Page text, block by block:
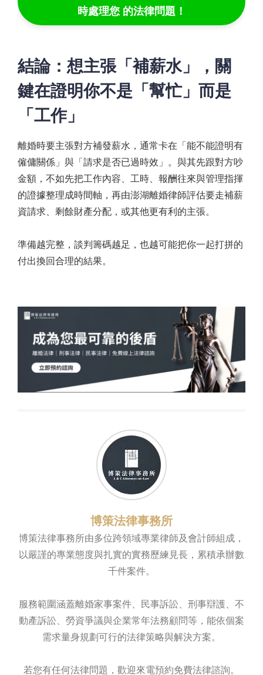
時處理您 的法律問題！
結論：想主張「補薪水」，關
鍵在證明你不是「幫忙」而是
「工作」
離婚時要主張對方補發薪水，通常卡在「能不能證明有
僱傭關係」與「請求是否已過時效」。與其先跟對方吵
金額，不如先把工作內容、工時、報酬往來與管理指揮
的證據整理成時間軸，再由澎湖離婚律師評估要走補薪
資請求、剩餘財產分配，或其他更有利的主張。
準備越完整，談判籌碼越足，也越可能把你一起打拼的
付出換回合理的結果。
博策法律事務所
博策法律事務所由多位跨領域專業律師及會計師組成，
以嚴謹的專業態度與扎實的實務歷練見長，累積承辦數
千件案件。
服務範圍涵蓋離婚家事案件、民事訴訟、刑事辯護、不
動產訴訟、勞資爭議與企業常年法務顧問等，能依個案
需求量身規劃可行的法律策略與解決方案。
若您有任何法律問題，歡迎來電預約免費法律諮詢。